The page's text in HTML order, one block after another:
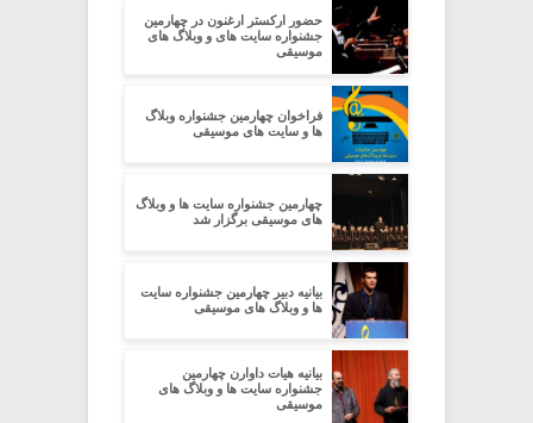
حضور ارکستر ارغنون در چهارمین
جشنواره سایت های و وبلاگ های
موسیقی
فراخوان چهارمین جشنواره وبلاگ
ها و سایت های موسیقی
چهارمین جشنواره سایت ها و وبلاگ
های موسیقی برگزار شد
بیانیه دبیر چهارمین جشنواره سایت
ها و وبلاگ های موسیقی
بیانیه هیات داوارن چهارمین
جشنواره سایت ها و وبلاگ های
موسیقی